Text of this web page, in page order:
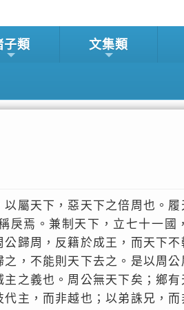
子類 文集類
屬天下，惡天下之倍周也。
戾焉。兼制天下，立七十一國
歸周，反籍於成王，而天下
，不能則天下去之。是以周
之義也。周公無天下矣；鄉
主，而非越也；以弟誅兄，